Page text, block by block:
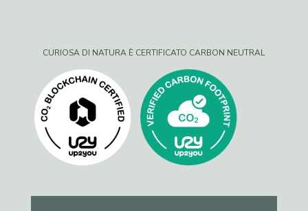
CURIOSA DI NATURA È CERTIFICATO CARBON NEUTRAL